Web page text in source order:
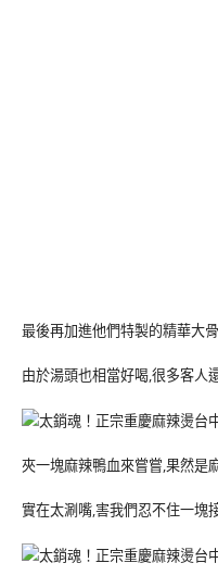
最後再加進他們特製的精華大
由於湯頭也相當好喝,很多客人
夾一塊麻辣鴨血來嘗嘗,果然是
實在太涮嘴,害我們忍不住一塊